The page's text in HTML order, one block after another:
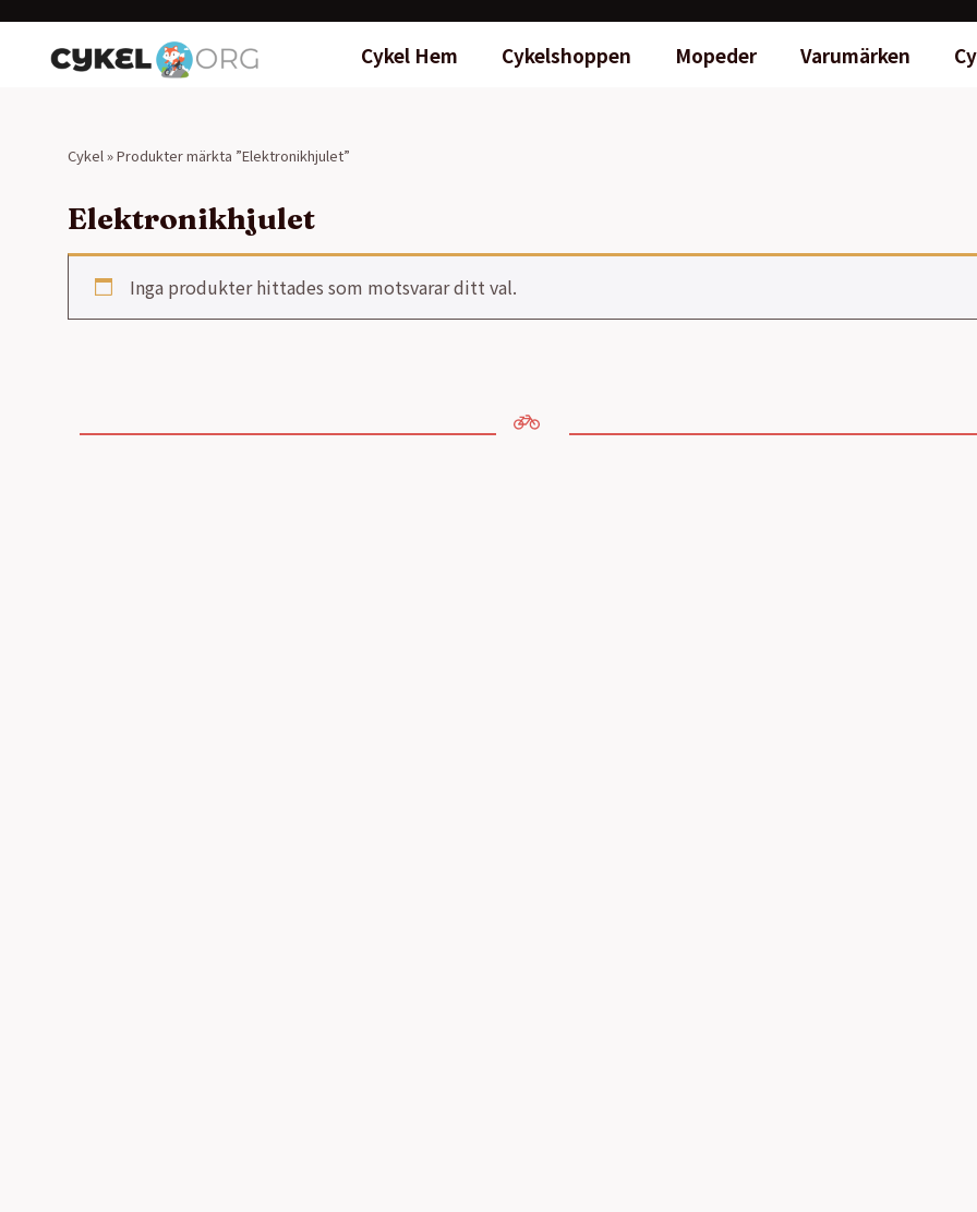
Cykel Hem Cykelshoppen Mopeder Varumärken
Cykel »Produkter märkta ”Elektronikhjulet”
Elektronikhjulet
Inga produkter hittades som motsvarar ditt val.